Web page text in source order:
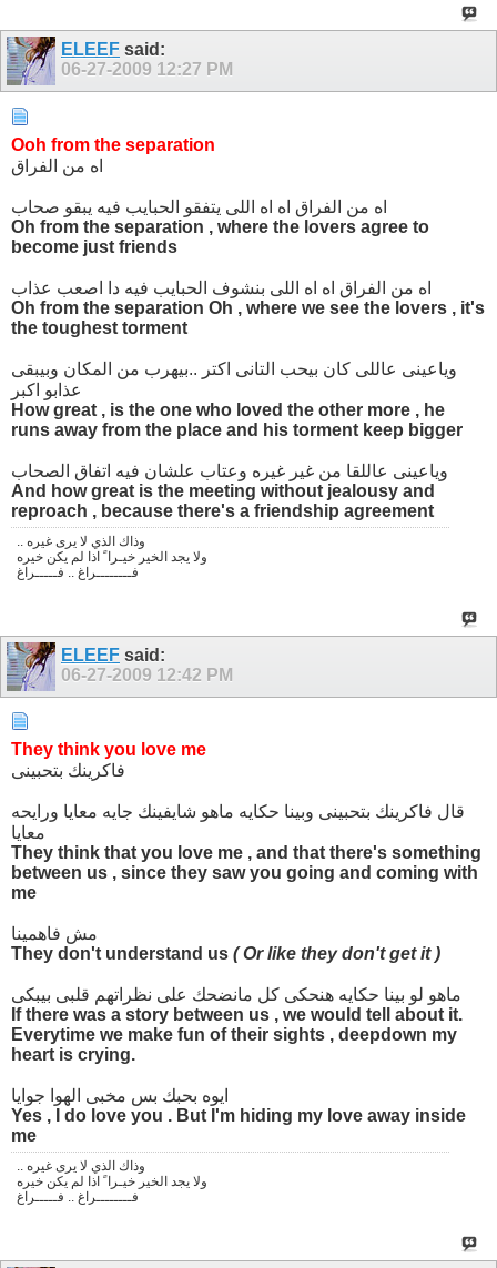
ELEEF said:
06-27-2009 12:27 PM
Ooh from the separation
اه من الفراق
اه من الفراق اه اه اللى يتفقو الحبايب فيه يبقو صحاب
Oh from the separation , where the lovers agree to
become just friends
اه من الفراق اه اه اللى بنشوف الحبايب فيه دا اصعب عذاب
Oh from the separation Oh , where we see the lovers , it's
the toughest torment
وياعينى عاللى كان بيحب التانى اكتر ..بيهرب من المكان وبيبقى
عذابو اكبر
How great , is the one who loved the other more , he
runs away from the place and his torment keep bigger
وياعينى عاللقا من غير غيره وعتاب علشان فيه اتفاق الصحاب
And how great is the meeting without jealousy and
reproach , because there's a friendship agreement
.. وذاك الذي لا يرى غيره
ولا يجد الخير خيـرا ً اذا لم يكن خيره
فــــــــراغ .. فـــــراغ
ELEEF said:
06-27-2009 12:42 PM
They think you love me
فاكرينك بتحبينى
قال فاكرينك بتحبينى وبينا حكايه ماهو شايفينك جايه معايا ورايحه
معايا
They think that you love me , and that there's something
between us , since they saw you going and coming with
me
مش فاهمينا
They don't understand us ( Or like they don't get it )
ماهو لو بينا حكايه هنحكى كل مانضحك على نظراتهم قلبى بيبكى
If there was a story between us , we would tell about it.
Everytime we make fun of their sights , deepdown my
heart is crying.
ايوه بحبك بس مخبى الهوا جوايا
Yes , I do love you . But I'm hiding my love away inside
me
.. وذاك الذي لا يرى غيره
ولا يجد الخير خيـرا ً اذا لم يكن خيره
فــــــــراغ .. فـــــراغ